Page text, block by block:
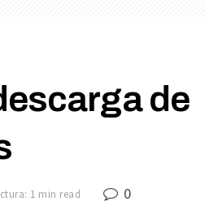
de
1 min read 0